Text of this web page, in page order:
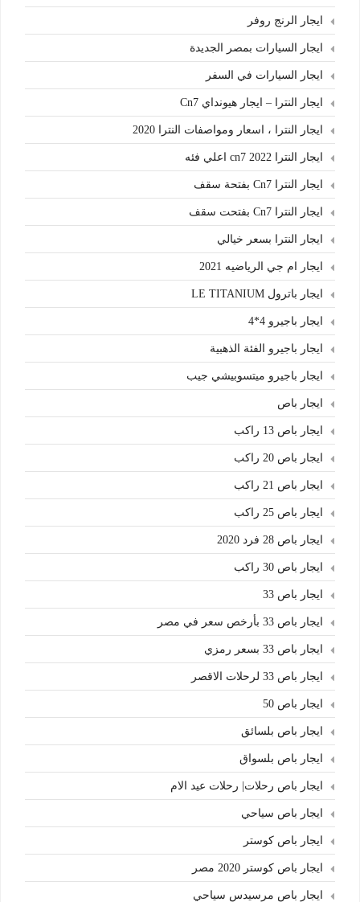
ايجار الرنج روفر
ايجار السيارات بمصر الجديدة
ايجار السيارات في السفر
ايجار النترا – ايجار هيونداي Cn7
ايجار النترا ، اسعار ومواصفات النترا 2020
ايجار النترا cn7 2022 اعلي فئه
ايجار النترا Cn7 بفتحة سقف
ايجار النترا Cn7 بفتحت سقف
ايجار النترا بسعر خيالي
ايجار ام جي الرياضيه 2021
ايجار باترول LE TITANIUM
ايجار باجيرو 4*4
ايجار باجيرو الفئة الذهبية
ايجار باجيرو ميتسوبيشي جيب
ايجار باص
ايجار باص 13 راكب
ايجار باص 20 راكب
ايجار باص 21 راكب
ايجار باص 25 راكب
ايجار باص 28 فرد 2020
ايجار باص 30 راكب
ايجار باص 33
ايجار باص 33 بأرخص سعر في مصر
ايجار باص 33 بسعر رمزي
ايجار باص 33 لرحلات الاقصر
ايجار باص 50
ايجار باص بلسائق
ايجار باص بلسواق
ايجار باص رحلات| رحلات عيد الام
ايجار باص سياحي
ايجار باص كوستر
ايجار باص كوستر 2020 مصر
ايجار باص مرسيدس سياحي